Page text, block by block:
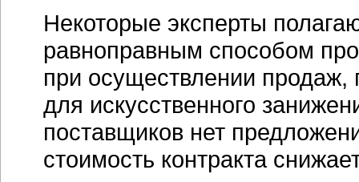
Некоторые эксперты
равноправным способом
при осуществлении продаж,
для искусственного
поставщиков нет
стоимость контракта